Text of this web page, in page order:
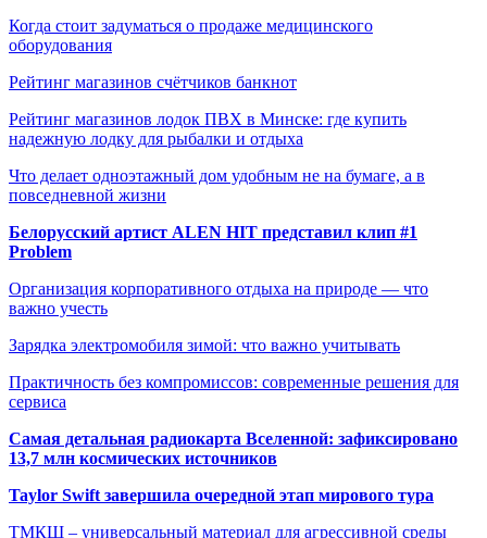
Когда стоит задуматься о продаже медицинского
оборудования
Рейтинг магазинов счётчиков банкнот
Рейтинг магазинов лодок ПВХ в Минске: где купить
надежную лодку для рыбалки и отдыха
Что делает одноэтажный дом удобным не на бумаге, а в
повседневной жизни
Белорусский артист ALEN HIT представил клип #1
Problem
Организация корпоративного отдыха на природе — что
важно учесть
Зарядка электромобиля зимой: что важно учитывать
Практичность без компромиссов: современные решения для
сервиса
Самая детальная радиокарта Вселенной: зафиксировано
13,7 млн космических источников
Taylor Swift завершила очередной этап мирового тура
ТМКЩ – универсальный материал для агрессивной среды